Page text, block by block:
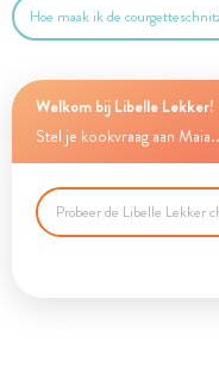
Hoe maak ik de
Welkom bij Libelle Lekker!
Stel je kookvraag aan